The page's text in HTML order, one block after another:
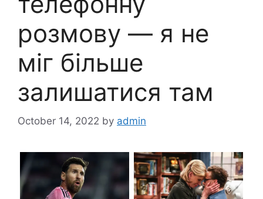
розмову — я не
міг більше
залишатися там
October 14, 2022 by admin